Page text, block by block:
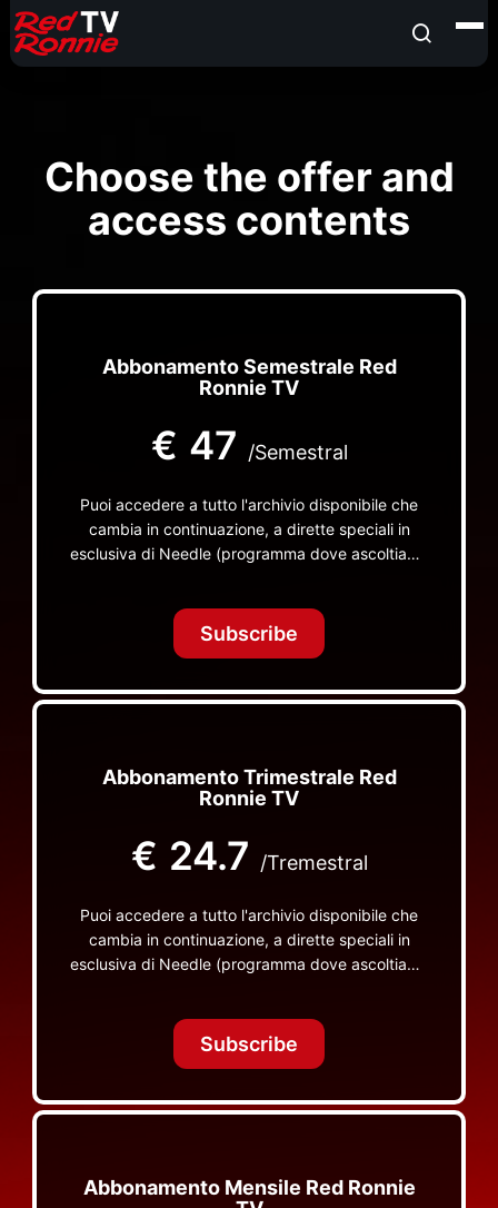
Choose the offer and
access contents
Abbonamento Semestrale Red
Ronnie TV
€ 47 /Semestral
Puoi accedere a tutto l'archivio disponibile che
cambia in continuazione, a dirette speciali in
esclusiva di Needle (programma dove ascoltiamo
TV non visibili da nessuna altra parte
Subscribe
Abbonamento Trimestrale Red
Ronnie TV
€ 24.7 /Tremestral
Puoi accedere a tutto l'archivio disponibile che
cambia in continuazione, a dirette speciali in
esclusiva di Needle (programma dove ascoltiamo
TV non visibili da nessuna altra parte
Subscribe
Abbonamento Mensile Red Ronnie